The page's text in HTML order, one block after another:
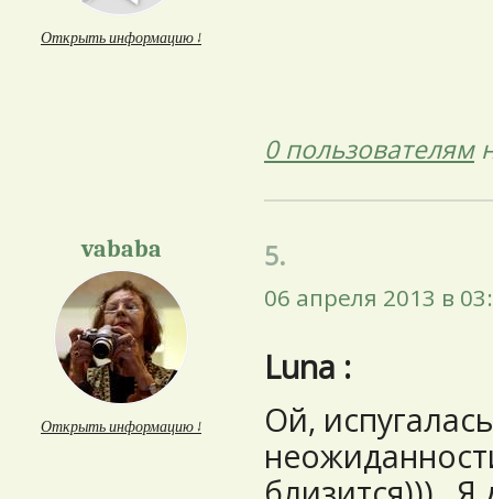
Открыть информацию ↓
0 пользователям
vababa
Открыть информацию ↓
5.
06 апреля 2013 в
Luna :
Ой,